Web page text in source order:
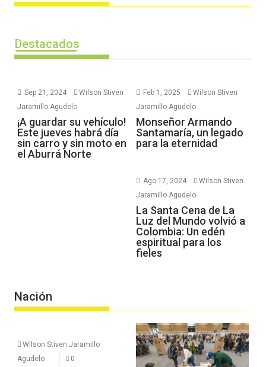
Destacados
Sep 21, 2024
Wilson Stiven
Jaramillo Agudelo
¡A guardar su vehículo!
Este jueves habrá día
sin carro y sin moto en
el Aburrá Norte
Feb 1, 2025
Wilson Stiven
Jaramillo Agudelo
Monseñor Armando
Santamaría, un legado
para la eternidad
Ago 17, 2024
Wilson Stiven
Jaramillo Agudelo
La Santa Cena de La
Luz del Mundo volvió a
Colombia: Un edén
espiritual para los
fieles
Nación
Wilson Stiven Jaramillo
Agudelo
0